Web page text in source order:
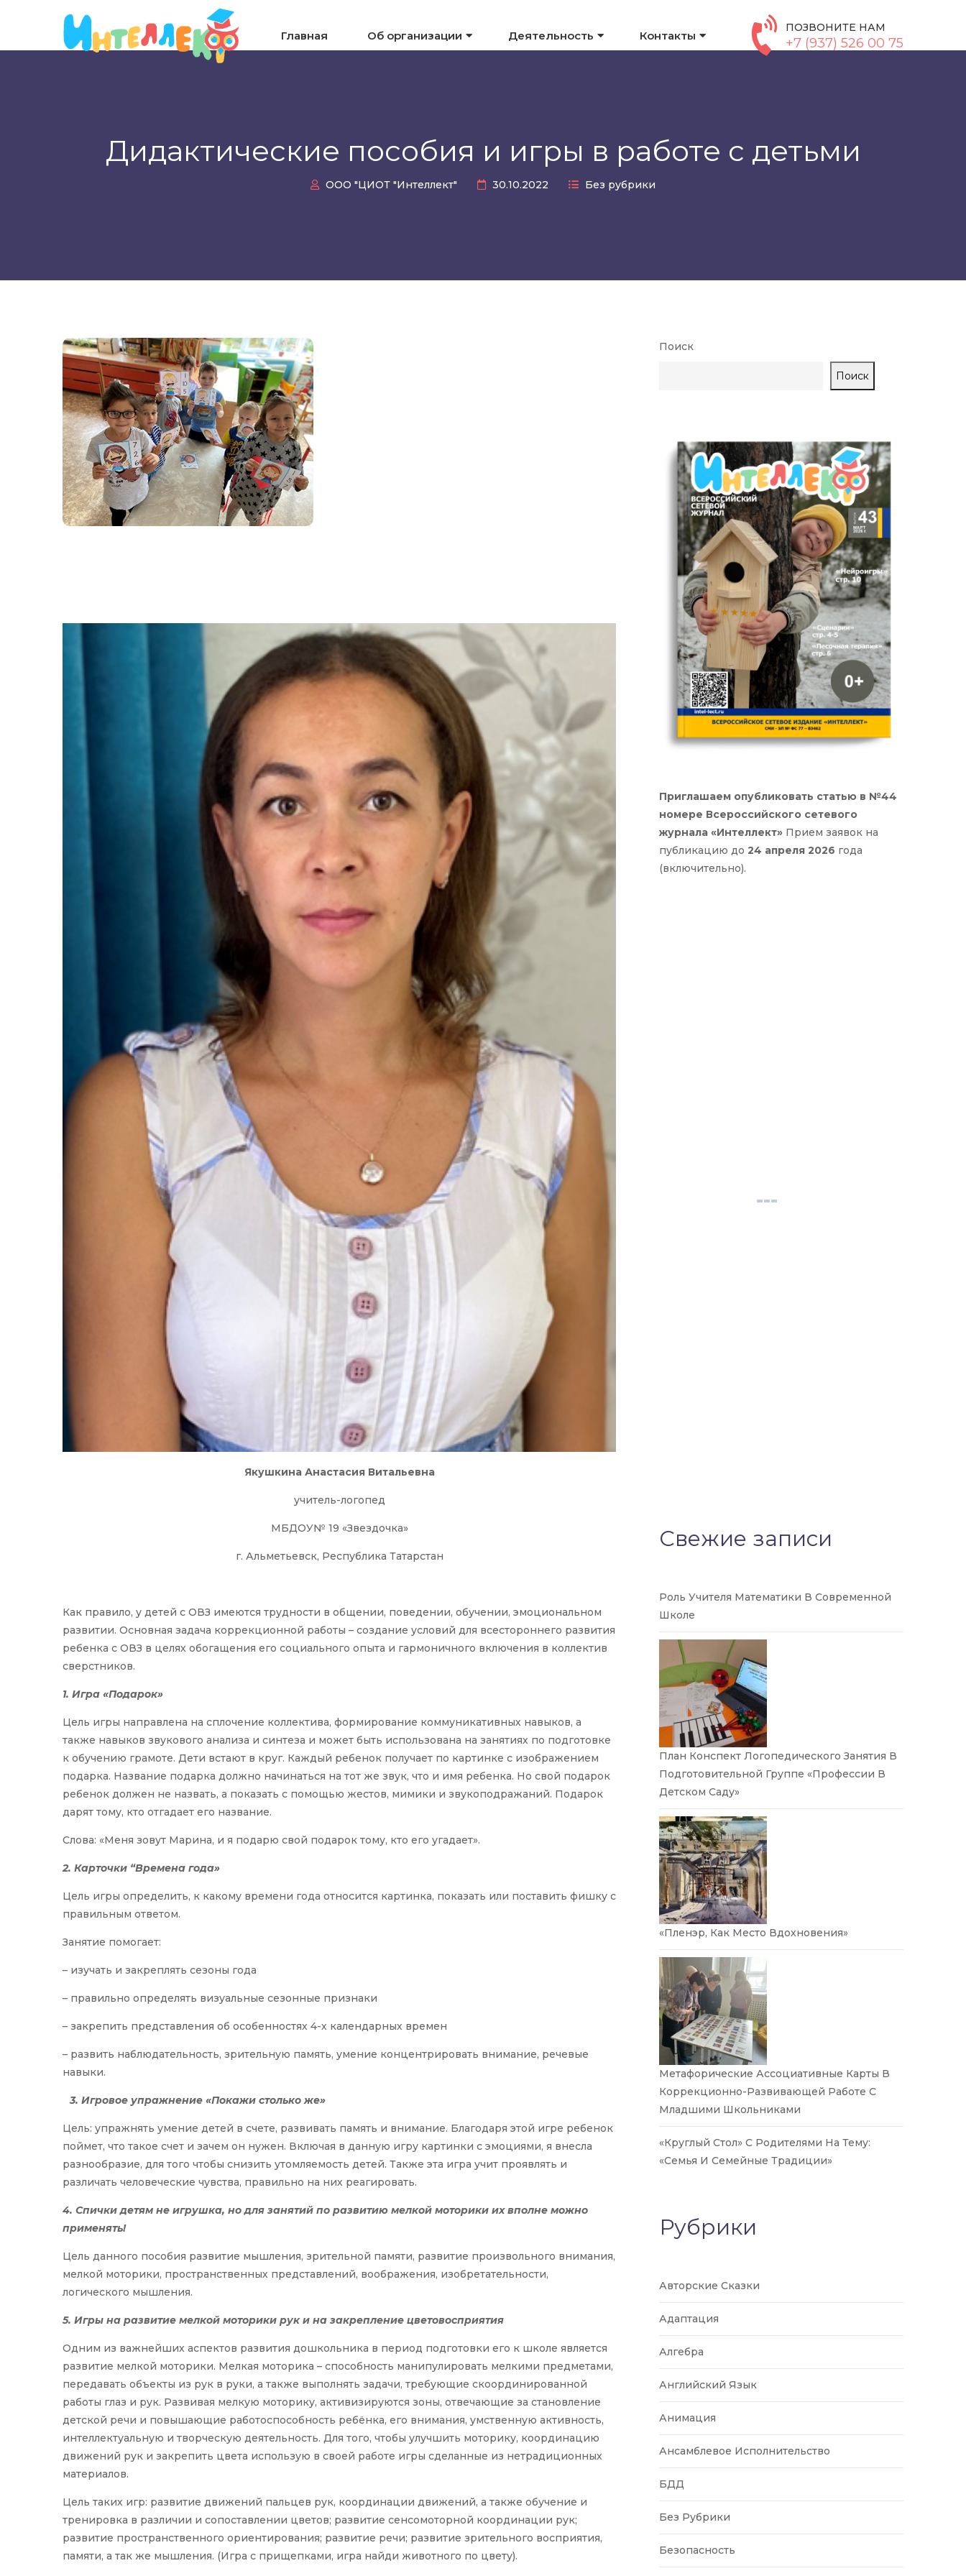
Главная Об организации Деятельность Контакты
ПОЗВОНИТЕ НАМ
+7 (937) 526 00 75
Дидактические пособия и игры в работе с детьми
ООО "ЦИОТ "Интеллект" 30.10.2022 Без рубрики
Якушкина Анастасия Витальевна
учитель-логопед
МБДОУ№ 19 «Звездочка»
г. Альметьевск, Республика Татарстан
Как правило, у детей с ОВЗ имеются трудности в общении, поведении, обучении, эмоциональном
развитии. Основная задача коррекционной работы – создание условий для всестороннего развития
ребенка с ОВЗ в целях обогащения его социального опыта и гармоничного включения в коллектив
сверстников.
1. Игра «Подарок»
Цель игры направлена на сплочение коллектива, формирование коммуникативных навыков, а
также навыков звукового анализа и синтеза и может быть использована на занятиях по подготовке
к обучению грамоте. Дети встают в круг. Каждый ребенок получает по картинке с изображением
подарка. Название подарка должно начинаться на тот же звук, что и имя ребенка. Но свой подарок
ребенок должен не назвать, а показать с помощью жестов, мимики и звукоподражаний. Подарок
дарят тому, кто отгадает его название.
Слова: «Меня зовут Марина, и я подарю свой подарок тому, кто его угадает».
2. Карточки “Времена года»
Цель игры определить, к какому времени года относится картинка, показать или поставить фишку с
правильным ответом.⠀
Занятие помогает: ⠀
– изучать и закреплять сезоны года ⠀
– правильно определять визуальные сезонные признаки⠀
– закрепить представления об особенностях 4-х календарных времен⠀
– развить наблюдательность, зрительную память, умение концентрировать внимание, речевые
навыки.
⠀3. Игровое упражнение «Покажи столько же»
Цель: упражнять умение детей в счете, развивать память и внимание. Благодаря этой игре ребенок
поймет, что такое счет и зачем он нужен. Включая в данную игру картинки с эмоциями, я внесла
разнообразие, для того чтобы снизить утомляемость детей. Также эта игра учит проявлять и
различать человеческие чувства, правильно на них реагировать.
4. Спички детям не игрушка, но для занятий по развитию мелкой моторики их вполне можно
применять!
Цель данного пособия развитие мышления, зрительной памяти, развитие произвольного внимания,
мелкой моторики, пространственных представлений, воображения, изобретательности,
логического мышления.
5. Игры на развитие мелкой моторики рук и на закрепление цветовосприятия
Одним из важнейших аспектов развития дошкольника в период подготовки его к школе является
развитие мелкой моторики. Мелкая моторика – способность манипулировать мелкими предметами,
передавать объекты из рук в руки, а также выполнять задачи, требующие скоординированной
работы глаз и рук. Развивая мелкую моторику, активизируются зоны, отвечающие за становление
детской речи и повышающие работоспособность ребёнка, его внимания, умственную активность,
интеллектуальную и творческую деятельность. Для того, чтобы улучшить моторику, координацию
движений рук и закрепить цвета использую в своей работе игры сделанные из нетрадиционных
материалов.
Цель таких игр: развитие движений пальцев рук, координации движений, а также обучение и
тренировка в различии и сопоставлении цветов; развитие сенсомоторной координации рук;
развитие пространственного ориентирования; развитие речи; развитие зрительного восприятия,
памяти, а так же мышления. (Игра с прищепками, игра найди животного по цвету).
Поиск
Поиск
Приглашаем опубликовать статью в №44
номере Всероссийского сетевого
журнала «Интеллект» Прием заявок на
публикацию до 24 апреля 2026 года
(включительно).
Свежие записи
Роль Учителя Математики В Современной
Школе
План Конспект Логопедического Занятия В
Подготовительной Группе «Профессии В
Детском Саду»
«Пленэр, Как Место Вдохновения»
Метафорические Ассоциативные Карты В
Коррекционно-Развивающей Работе С
Младшими Школьниками
«Круглый Стол» С Родителями На Тему:
«Семья И Семейные Традиции»
Рубрики
Авторские Сказки
Адаптация
Алгебра
Английский Язык
Анимация
Ансамблевое Исполнительство
БДД
Без Рубрики
Безопасность